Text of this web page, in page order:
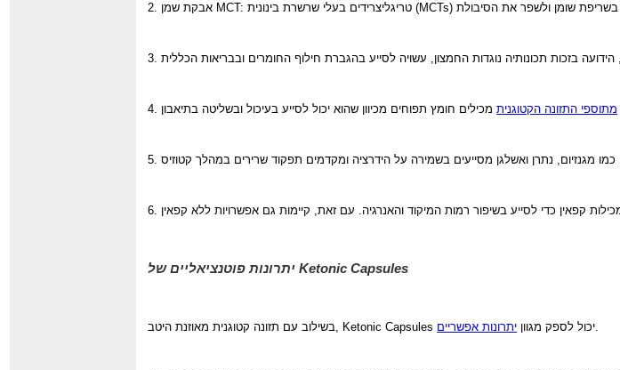
מתוספי התזונה הקטוגנית
יתרונות פוטנציאליים שלKetonic Capsules
בשילוב עם תזונה קטוגנית מאוזנת היטב, Ketonic Capsules יכול לספק מגוון יתרונות אפשריים .